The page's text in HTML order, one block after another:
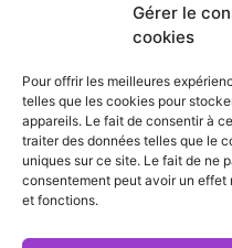
Gérer le
cookies
Pour offrir les meilleures
telles que les cookies pour
appareils. Le fait de consentir à
traiter des données telles que le
uniques sur ce site. Le fait de ne
consentement peut avoir un
et fonctions.
Produits bien-être :
Rajeunissement –
cellules souches
Mentions légales
Politique de